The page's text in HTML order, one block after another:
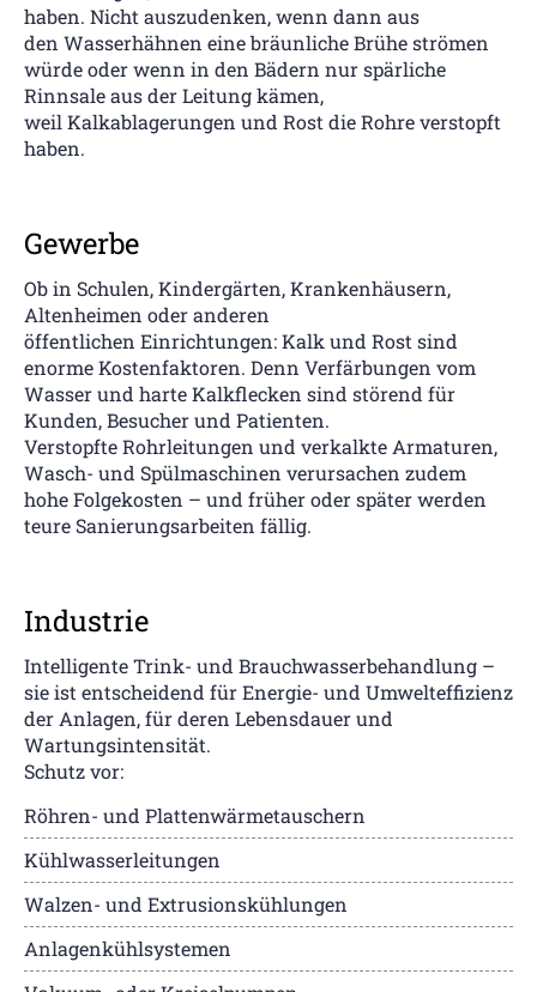
haben. Nicht auszudenken, wenn dann aus
den Wasserhähnen eine bräunliche Brühe strömen
würde oder wenn in den Bädern nur spärliche
Rinnsale aus der Leitung kämen,
weil Kalkablagerungen und Rost die Rohre verstopft
haben.
Gewerbe
Ob in Schulen, Kindergärten, Krankenhäusern,
Altenheimen oder anderen
öffentlichen Einrichtungen: Kalk und Rost sind
enorme Kostenfaktoren. Denn Verfärbungen vom
Wasser und harte Kalkflecken sind störend für
Kunden, Besucher und Patienten.
Verstopfte Rohrleitungen und verkalkte Armaturen,
Wasch- und Spülmaschinen verursachen zudem
hohe Folgekosten – und früher oder später werden
teure Sanierungsarbeiten fällig.
Industrie
Intelligente Trink- und Brauchwasserbehandlung –
sie ist entscheidend für Energie- und Umwelteffizienz
der Anlagen, für deren Lebensdauer und
Wartungsintensität.
Schutz vor:
Röhren- und Plattenwärmetauschern
Kühlwasserleitungen
Walzen- und Extrusionskühlungen
Anlagenkühlsystemen